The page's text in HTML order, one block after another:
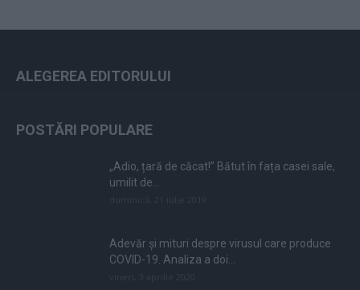
ALEGEREA EDITORULUI
POSTĂRI POPULARE
„Adio, țară de căcat!” Bătut în fața casei sale,
umilit de...
Adevăr și mituri despre virusul care produce
COVID-19. Analiza a doi...